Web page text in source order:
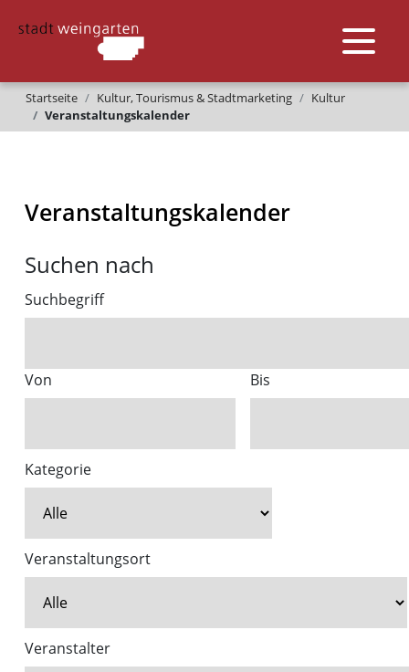
Startseite Kultur, Tourismus & Stadtmarketing
Kultur
Veranstaltungskalender
Veranstaltungskalender
Suchen nach
Suchbegriff
Von Bis
Kategorie
Veranstaltungsort
Veranstalter